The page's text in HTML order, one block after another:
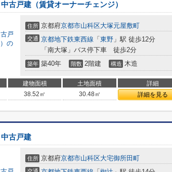
古戸建（賃貸オーナーチェンジ）
住所 京都府京都市山科区大塚元屋敷町
交通 京都地下鉄東西線 「 東野 」駅 徒歩12分
「南大塚」バス停下車 徒歩2分
築年 築40年 階数 2階建 構造 木造
建物面積 土地面積 詳細
38.52㎡ 30.48㎡ 詳細を見る
古戸建
住所 京都府京都市山科区大宅御所田町